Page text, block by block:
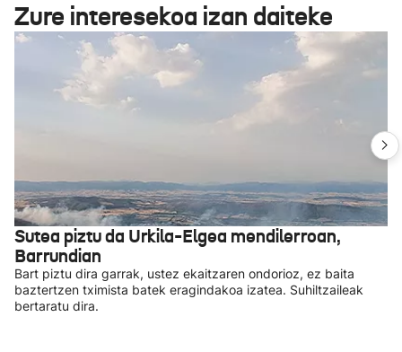
Zure interesekoa izan daiteke
Sutea piztu da Urkila-Elgea mendilerroan,
Barrundian
Bart piztu dira garrak, ustez ekaitzaren ondorioz, ez baita
baztertzen tximista batek eragindakoa izatea. Suhiltzaileak
bertaratu dira.